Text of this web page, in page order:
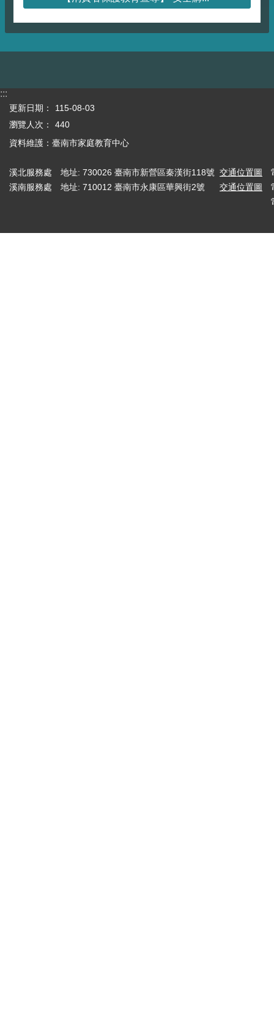
:::
更新日期：
115-08-03
瀏覽人次：
440
資料維護：臺南市家庭教育中心
溪北服務處 地址: 730026 臺南市新營區秦漢街118號 交通位置圖
溪南服務處
地址: 710012 臺南市永康區華興街2號 交通位置圖